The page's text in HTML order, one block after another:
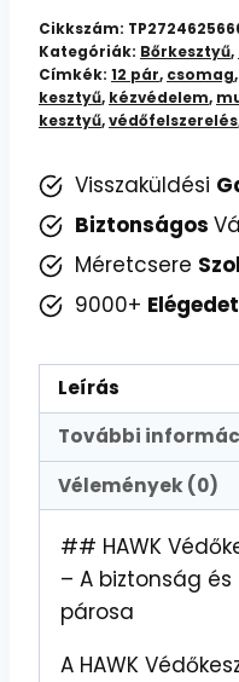
pár/csomag:
Tartós
védelem,
kedvező
mennyiség
Cikkszám:
Kategóriák: Bőrkesztyű,
Címkék: 12 pár, csomag,
kesztyű, kézvédelem,
kesztyű,védőfelszerelés
Visszaküldési
Biztonságos
Méretcsere
9000+
Leírás
További
Vélemények (0)
## HAWK
– A biztonság
párosa
A HAWK